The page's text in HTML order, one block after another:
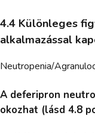
4.4 Különleges
alkalmazással
Neutropenia/
A deferipron
okozhat (lásd 4.8